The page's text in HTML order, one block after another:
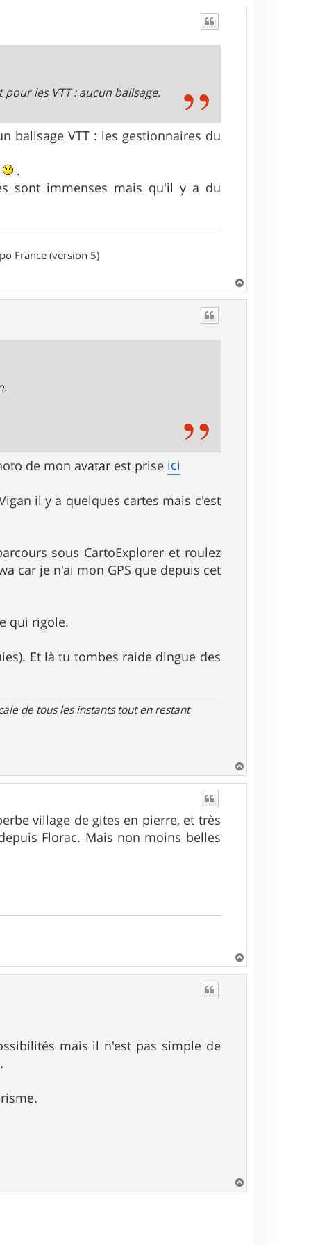
les VTT : aucun balisage.
balisage VTT : les gestionnaires du
.
sont immenses mais qu'il y a du
France (version 5)
a
de mon avatar est prise ici
il y a quelques cartes mais c'est
sous CartoExplorer et roulez
car je n'ai mon GPS que depuis cet
qui rigole.
Et là tu tombes raide dingue des
de tous les instants tout en restant
a
village de gites en pierre, et très
Florac. Mais non moins belles
a
mais il n'est pas simple de
a